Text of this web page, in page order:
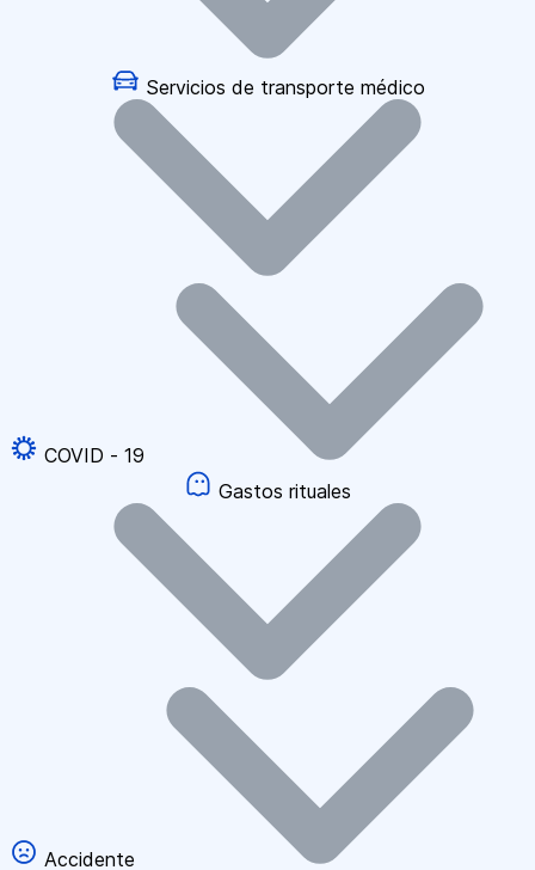
Servicios de transporte médico
COVID - 19
Gastos rituales
Accidente